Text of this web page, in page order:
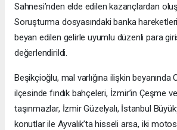
Sahnesi’nden elde edilen kazançlardan
Soruşturma dosyasındaki banka
beyan edilen gelirle uyumlu düzenli para
değerlendirildi.
Beşikçioğlu, mal varlığına ilişkin beyanında
ilçesinde fındık bahçeleri, İzmir’in Çeşme
taşınmazlar, İzmir Güzelyalı, İstanbul
konutlar ile Ayvalık’ta hisseli arsa, iki